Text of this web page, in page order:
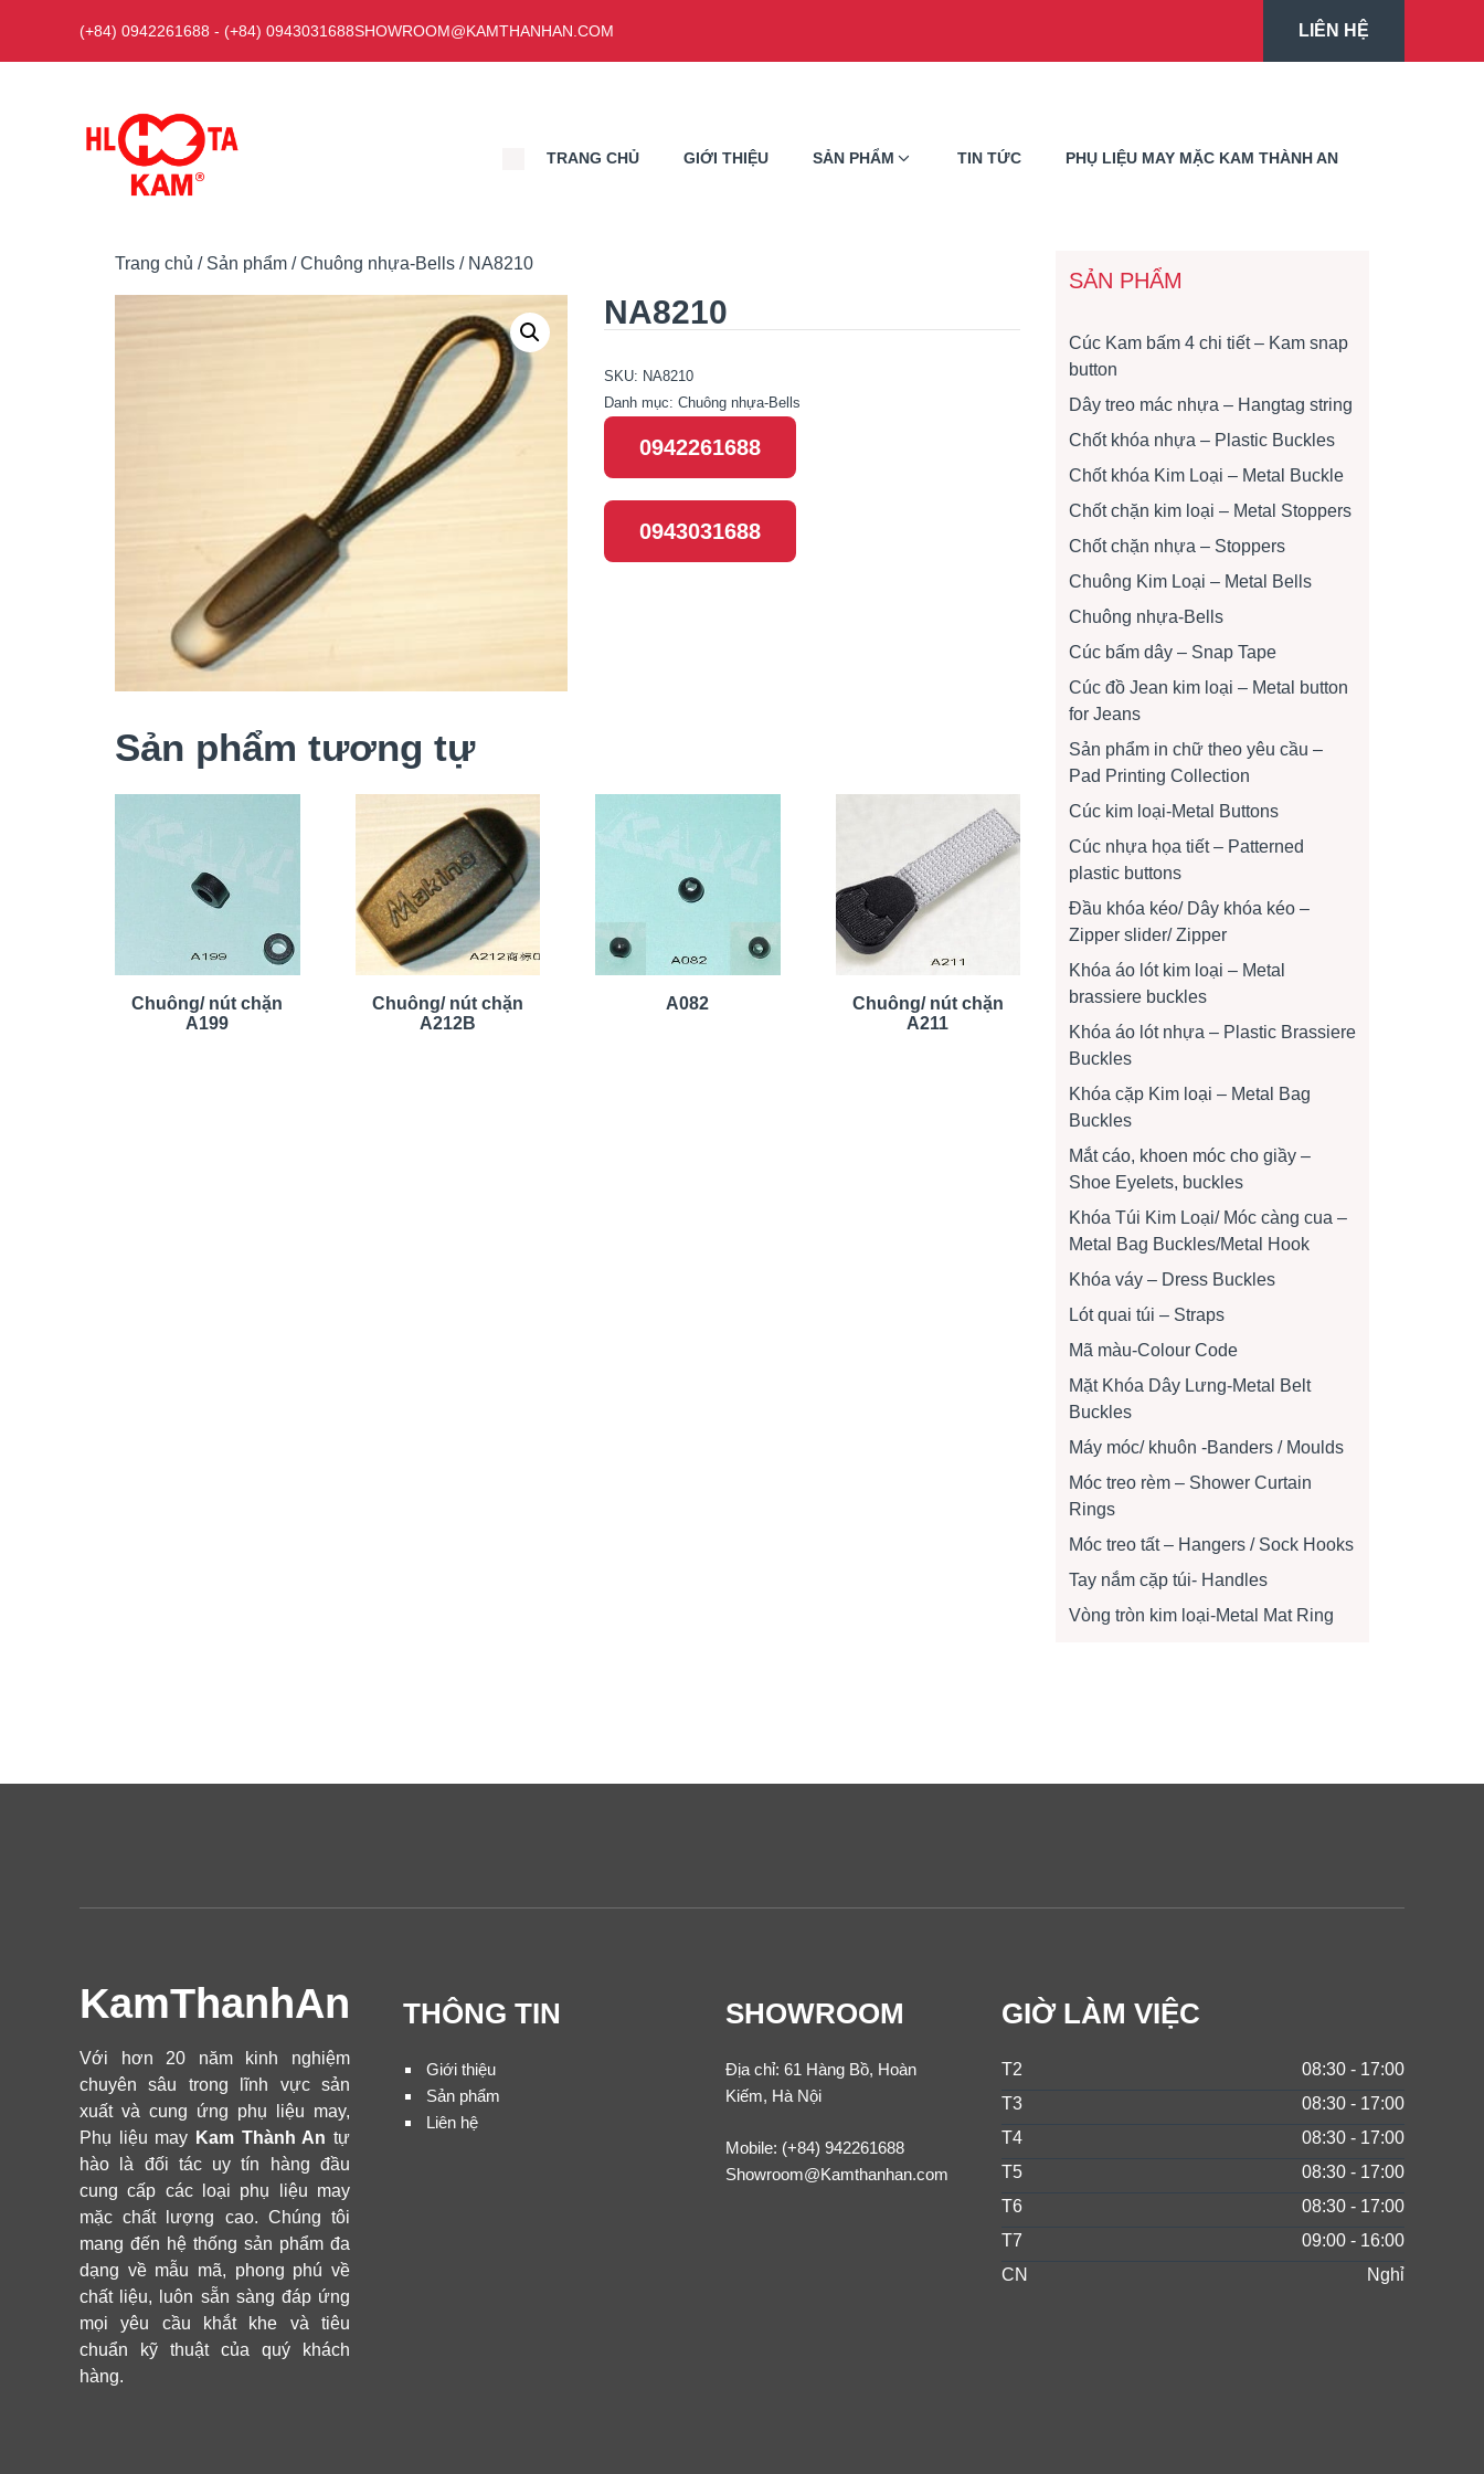
nội
(+84) 0942261688 - (+84) 0943031688SHOWROOM@KAMTHANHAN.COM LIÊN HỆ
TRANG CHỦ GIỚI THIỆU SẢN PHẨM TIN TỨC PHỤ LIỆU MAY MẶC KAM THÀNH AN
Trang chủ / Sản phẩm /Chuông nhựa-Bells / NA8210
NA8210
SKU: NA8210
Danh mục: Chuông nhựa-Bells
0942261688
0943031688
Sản phẩm tương tự
Chuông/ nút chặn
A199
Chuông/ nút chặn
A212B
A082
Chuông/ nút chặn
A211
SẢN PHẨM
Cúc Kam bấm 4 chi tiết – Kam snap
button
Dây treo mác nhựa – Hangtag string
Chốt khóa nhựa – Plastic Buckles
Chốt khóa Kim Loại – Metal Buckle
Chốt chặn kim loại – Metal Stoppers
Chốt chặn nhựa – Stoppers
Chuông Kim Loại – Metal Bells
Chuông nhựa-Bells
Cúc bấm dây – Snap Tape
Cúc đồ Jean kim loại – Metal button
for Jeans
Sản phẩm in chữ theo yêu cầu –
Pad Printing Collection
Cúc kim loại-Metal Buttons
Cúc nhựa họa tiết – Patterned
plastic buttons
Đầu khóa kéo/ Dây khóa kéo –
Zipper slider/ Zipper
Khóa áo lót kim loại – Metal
brassiere buckles
Khóa áo lót nhựa – Plastic Brassiere
Buckles
Khóa cặp Kim loại – Metal Bag
Buckles
Mắt cáo, khoen móc cho giầy –
Shoe Eyelets, buckles
Khóa Túi Kim Loại/ Móc càng cua –
Metal Bag Buckles/Metal Hook
Khóa váy – Dress Buckles
Lót quai túi – Straps
Mã màu-Colour Code
Mặt Khóa Dây Lưng-Metal Belt
Buckles
Máy móc/ khuôn -Banders / Moulds
Móc treo rèm – Shower Curtain
Rings
Móc treo tất – Hangers / Sock Hooks
Tay nắm cặp túi- Handles
Vòng tròn kim loại-Metal Mat Ring
KamThanhAn
Với hơn 20 năm kinh nghiệm
chuyên sâu trong lĩnh vực sản
xuất và cung ứng phụ liệu may,
Phụ liệu may Kam Thành An tự
hào là đối tác uy tín hàng đầu
cung cấp các loại phụ liệu may
mặc chất lượng cao. Chúng tôi
mang đến hệ thống sản phẩm đa
dạng về mẫu mã, phong phú về
chất liệu, luôn sẵn sàng đáp ứng
mọi yêu cầu khắt khe và tiêu
chuẩn kỹ thuật của quý khách
hàng.
THÔNG TIN
Giới thiệu
Sản phẩm
Liên hệ
SHOWROOM
Địa chỉ: 61 Hàng Bồ, Hoàn
Kiếm, Hà Nội
Mobile: (+84) 942261688
Showroom@Kamthanhan.com
GIỜ LÀM VIỆC
T2
08:30 - 17:00
T3
08:30 - 17:00
T4
08:30 - 17:00
T5
08:30 - 17:00
T6
08:30 - 17:00
T7
09:00 - 16:00
CN
Nghỉ